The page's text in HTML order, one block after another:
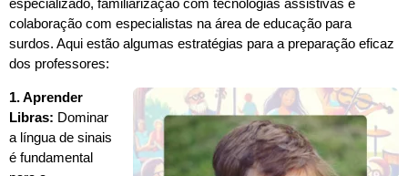
especializado, familiarização com tecnologias assistivas e
colaboração com especialistas na área de educação para
surdos. Aqui estão algumas estratégias para a preparação eficaz
dos professores:
1. Aprender
Libras: Dominar
a língua de sinais
é fundamental